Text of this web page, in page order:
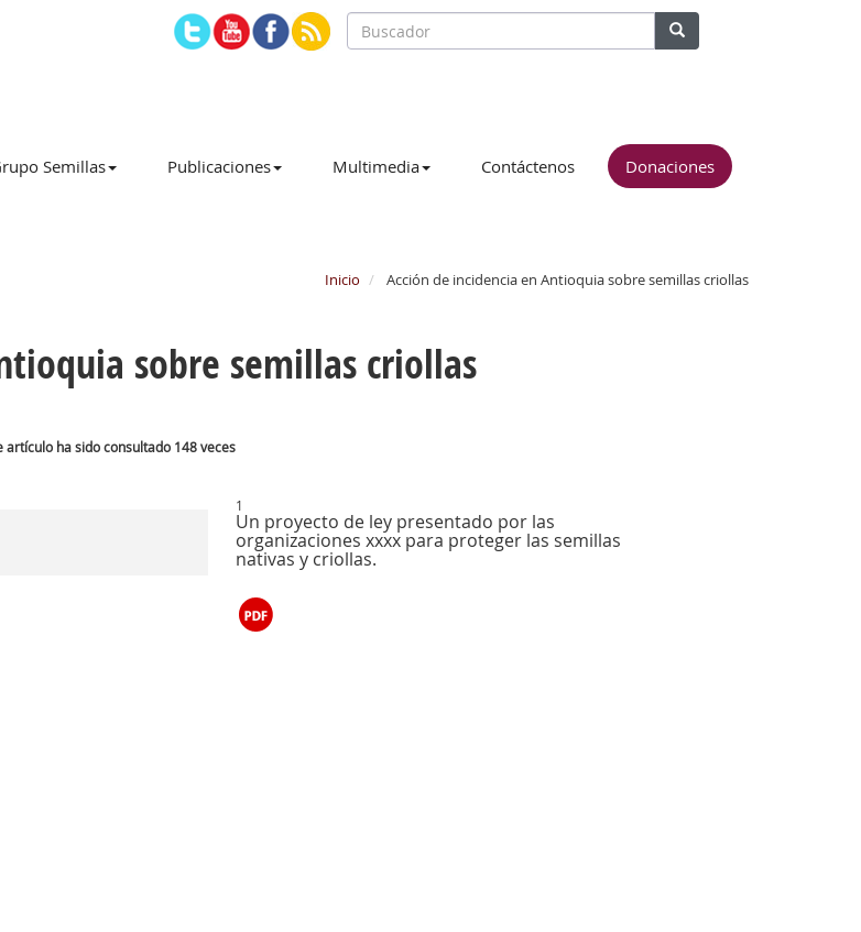
Semillas Publicaciones Multimedia Contáctenos Donaciones
Inicio Acción de incidencia en Antioquia sobre semillas criollas
sobre semillas criollas
artículo ha sido consultado 148 veces
1
Un proyecto de ley presentado por las
organizaciones xxxx para proteger las semillas
nativas y criollas.